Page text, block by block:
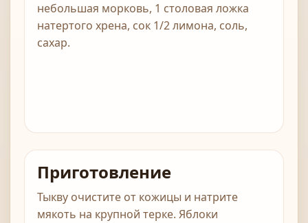
небольшая морковь, 1 столовая ложка
натертого хрена, сок 1/2 лимона, соль,
сахар.
Приготовление
Тыкву очистите от кожицы и натрите
мякоть на крупной терке. Яблоки